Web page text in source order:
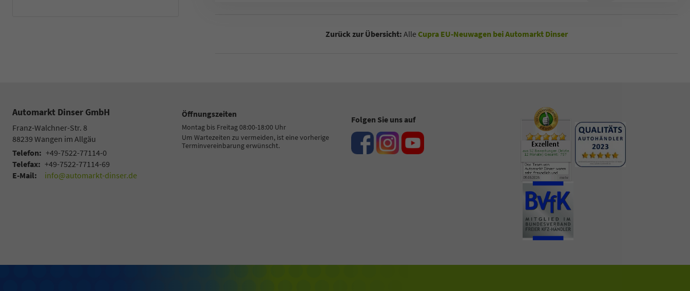
Zurück zur Übersicht: AlleCupra EU-Neuwagen bei Automarkt Dinser
Automarkt Dinser GmbH
Franz-Walchner-Str. 8
88239 Wangen im Allgäu
Telefon: +49-7522-77114-0
Telefax: +49-7522-77114-69
E-Mail:
info@automarkt-dinser.de
Öffnungszeiten
Montag bis Freitag 08:00-18:00 Uhr
Um Wartezeiten zu vermeiden, ist eine vorherige
Terminvereinbarung erwünscht.
Folgen Sie uns auf